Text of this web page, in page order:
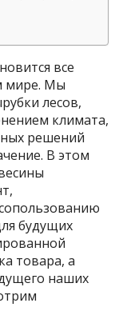
все
мире. Мы
лесов,
климата,
решений
В этом
будущих
товара, а
наших